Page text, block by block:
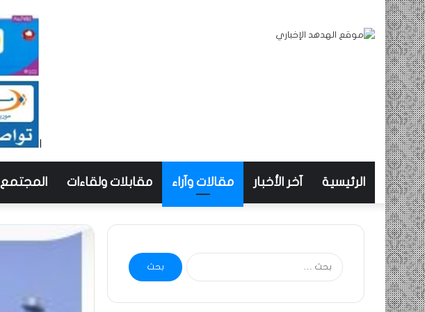
الرئيسية آخر الأخبار مقالات وآراء مقابلات ولقاءات المجتمع
البحث
عن: